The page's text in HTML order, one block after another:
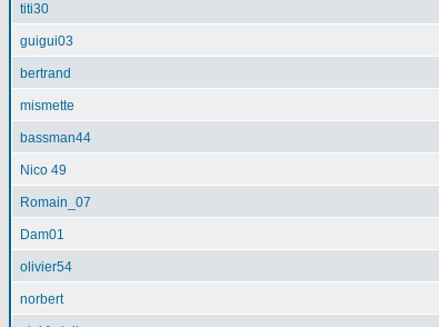
titi30
guigui03
bertrand
mismette
bassman44
Nico 49
Romain_07
Dam01
olivier54
norbert